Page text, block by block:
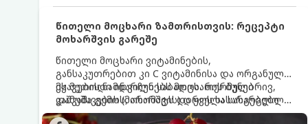
წითელი მოცხარი ზამთრისთვის: რეცეპტი
მოხარშვის გარეშე
წითელი მოცხარი ვიტამინების,
განსაკუთრებით კი C ვიტამინისა და ორგანული
მჟავების ნამდვილი საბადოა. თერმული
დამუშავების (მოხარშვის) დროს სასარგებლო
ნივთიერებების დიდი ნაწილი იშლება. ამიტომ,
ეს მეთოდი ინარჩუნებს მოცხარის ბუნებრივ,
კაშკაშა გემოს, არომატს და ყველა სასარგებლო
თვისებას.